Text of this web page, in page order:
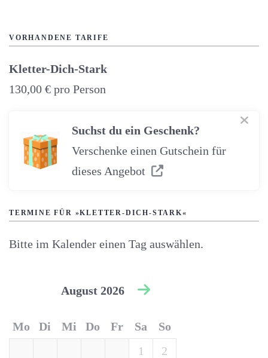
VORHANDENE TARIFE
Kletter-Dich-Stark
130,00 € pro Person
Suchst du ein Geschenk?
Verschenke einen Gutschein für
dieses Angebot
TERMINE FÜR »KLETTER-DICH-STARK«
Bitte im Kalender einen Tag auswählen.
August 2026
Mo Di Mi Do Fr Sa
So
1
2